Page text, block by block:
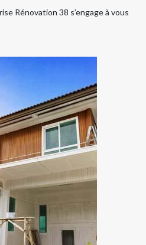
Rénovation 38 s’engage à vous